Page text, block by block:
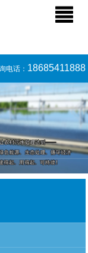
电话： 18685411888